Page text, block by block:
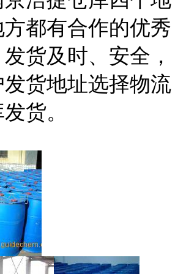
都有合作的优秀
货及时、安全，
货地址选择物流
货。